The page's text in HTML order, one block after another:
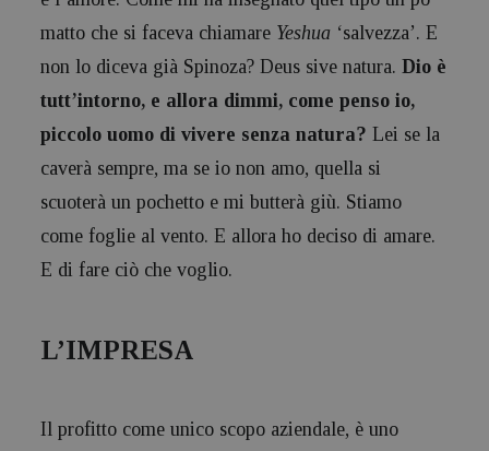
matto che si faceva chiamare Yeshua ‘salvezza’. E
non lo diceva già Spinoza? Deus sive natura. Dio è
tutt’intorno, e allora dimmi, come penso io,
piccolo uomo di vivere senza natura? Lei se la
caverà sempre, ma se io non amo, quella si
scuoterà un pochetto e mi butterà giù. Stiamo
come foglie al vento. E allora ho deciso di amare.
E di fare ciò che voglio.
L’IMPRESA
Il profitto come unico scopo aziendale, è uno